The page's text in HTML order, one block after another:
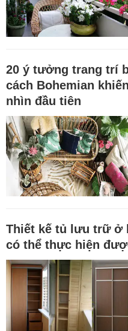
20 ý tưởng trang trí
cách Bohemian
nhìn đầu tiên
Thiết kế tủ lưu trữ ở
có thể thực hiện